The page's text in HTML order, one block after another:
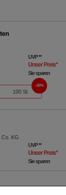
UVP**
Unser Preis*
Sie sparen
100 St
40%
Co. KG
UVP**
Unser Preis*
Sie sparen